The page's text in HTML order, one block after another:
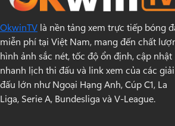
OkwinTV là nền tảng xem trực tiếp bóng
miễn phí tại Việt Nam, mang đến chất
hình ảnh sắc nét, tốc độ ổn định, cập nhật
nhanh lịch thi đấu và link xem của các giải
đấu lớn như Ngoại Hạng Anh, Cúp C1, La
Liga, Serie A, Bundesliga và V-League.